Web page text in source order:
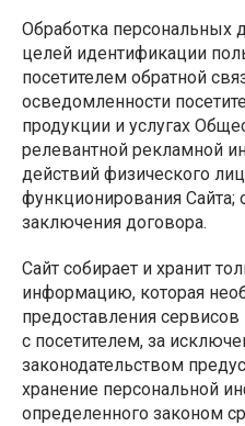
Обработка персональных
целей идентификации
посетителем обратной
осведомленности
продукции и услугах
релевантной рекламной
действий физического
функционирования
заключения договора.
Сайт собирает и хранит
информацию, которая
предоставления
с посетителем, за
законодательством
хранение персональной
определенного законом